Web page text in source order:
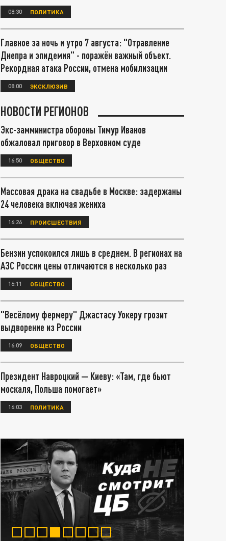
08:30 ПОЛИТИКА
Главное за ночь и утро 7 августа: "Отравление
Днепра и эпидемия" - поражён важный объект.
Рекордная атака России, отмена мобилизации
08:00 ЭКСКЛЮЗИВ
НОВОСТИ РЕГИОНОВ
Экс-замминистра обороны Тимур Иванов
обжаловал приговор в Верховном суде
16:50 ОБЩЕСТВО
Массовая драка на свадьбе в Москве: задержаны
24 человека включая жениха
16:26 ПРОИСШЕСТВИЯ
Бензин успокоился лишь в среднем. В регионах на
АЗС России цены отличаются в несколько раз
16:11 ОБЩЕСТВО
"Весёлому фермеру" Джастасу Уокеру грозит
выдворение из России
16:09 ОБЩЕСТВО
Президент Навроцкий — Киеву: «Там, где бьют
москаля, Польша помогает»
16:03 ПОЛИТИКА